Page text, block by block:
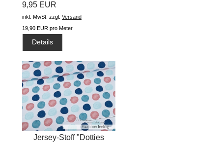
9,95 EUR
inkl. MwSt. zzgl. Versand
19,90 EUR pro Meter
Details
Jersey-Stoff "Dotties